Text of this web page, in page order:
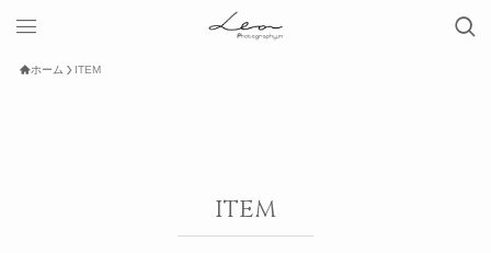
ホーム ITEM
ITEM